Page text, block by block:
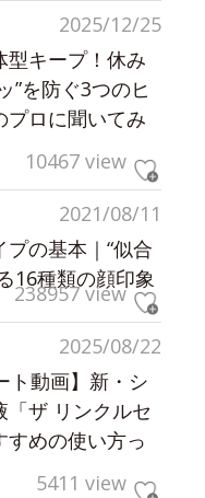
2025/12/25
型キープ！休み
”を防ぐ3つのヒ
プロに聞いてみ
10467 view
2021/08/11
プの基本｜“似合
16種類の顔印象
238957 view
2025/08/22
ト動画】新・シ
「ザ リンクルセ
すめの使い方っ
5411 view